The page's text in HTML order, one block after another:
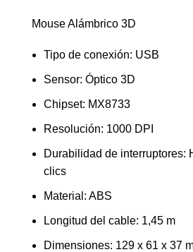
Mouse Alámbrico 3D
Tipo de conexión: USB
Sensor: Óptico 3D
Chipset: MX8733
Resolución: 1000 DPI
Durabilidad de interruptores:
clics
Material: ABS
Longitud del cable: 1,45 m
Dimensiones: 129 x 61 x 37